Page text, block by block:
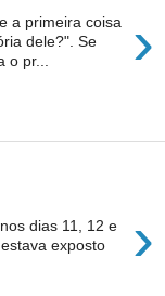
›
a primeira coisa
dele?". Se
pr...
›
dias 11, 12 e
exposto